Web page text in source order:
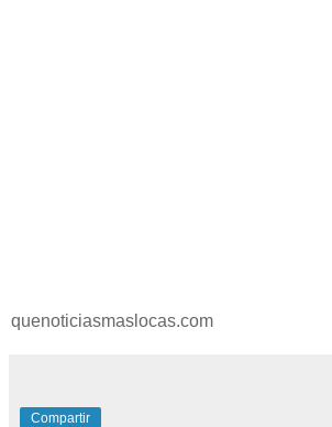
quenoticiasmaslocas.com
Compartir